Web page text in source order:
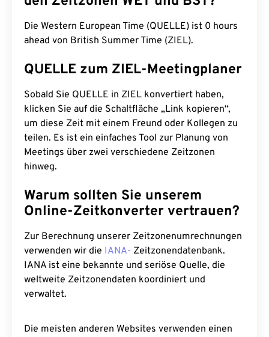
Die Western European Time (QUELLE) ist 0 hours
ahead von British Summer Time (ZIEL).
QUELLE zum ZIEL-Meetingplaner
Sobald Sie QUELLE in ZIEL konvertiert haben,
klicken Sie auf die Schaltfläche „Link kopieren“,
um diese Zeit mit einem Freund oder Kollegen zu
teilen. Es ist ein einfaches Tool zur Planung von
Meetings über zwei verschiedene Zeitzonen
hinweg.
Warum sollten Sie unserem
Online-Zeitkonverter vertrauen?
Zur Berechnung unserer Zeitzonenumrechnungen
verwenden wir die IANA- Zeitzonendatenbank.
IANA ist eine bekannte und seriöse Quelle, die
weltweite Zeitzonendaten koordiniert und
verwaltet.
Die meisten anderen Websites verwenden einen